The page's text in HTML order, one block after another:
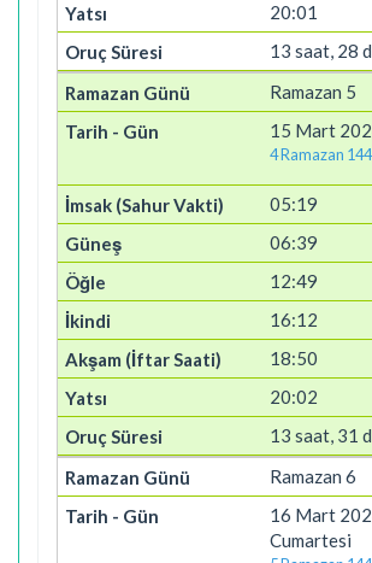
20:01
13 saat, 28
Ramazan 5
15 Mart
4 Ramazan
05:19
06:39
12:49
16:12
18:50
20:02
13 saat, 31
Ramazan 6
16 Mart
Cumartesi